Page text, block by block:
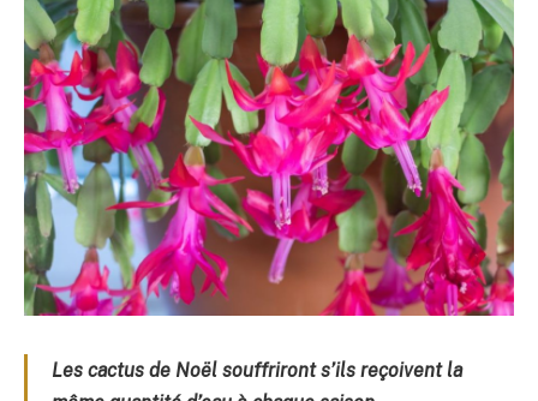
Les cactus de Noël souffriront s’ils reçoivent la